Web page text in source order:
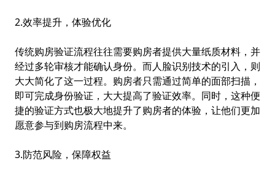
2.效率提升，体验优化
传统购房验证流程往往需要购房者提供大量纸质材料，并
经过多轮审核才能确认身份。而人脸识别技术的引入，则
大大简化了这一过程。购房者只需通过简单的面部扫描，
即可完成身份验证，大大提高了验证效率。同时，这种便
捷的验证方式也极大地提升了购房者的体验，让他们更加
愿意参与到购房流程中来。
3.防范风险，保障权益